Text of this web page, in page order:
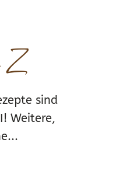
Z
sind
Weitere,